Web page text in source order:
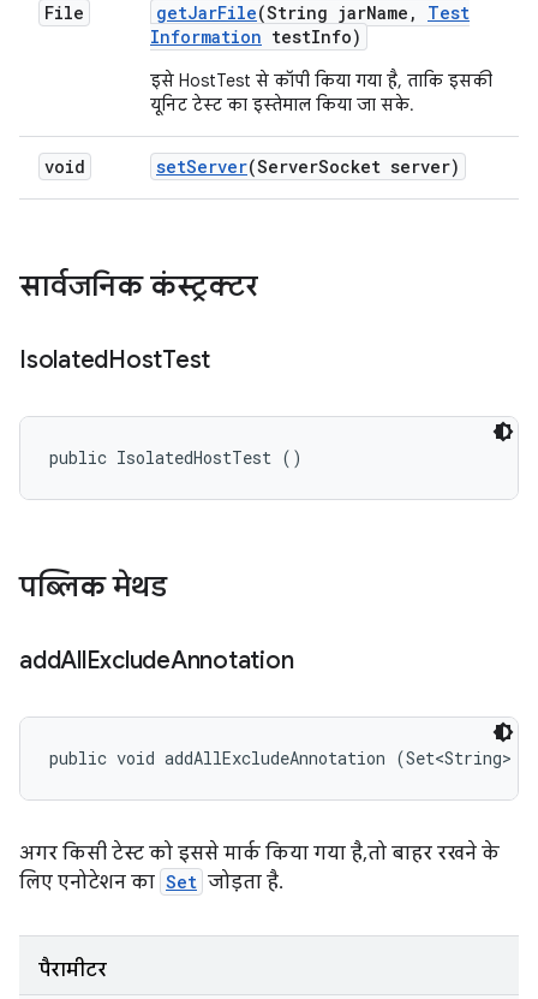
File getJarFile(String jarName ,
Test
Information testInfo)
इसे HostTest से कॉपी किया गया है, ताकि इसकी
यूनिट टेस्ट का इस्तेमाल किया जा सके.
void setServer(ServerSocket server)
सार्वजनिक कंस्ट्रक्टर
IsolatedHostTest
public IsolatedHostTest ()
पब्लिक मेथड
addAllExcludeAnnotation
public void addAllExcludeAnnotation (Set<String>
अगर किसी टेस्ट को इससे मार्क किया गया है, तो बाहर रखने के
लिए एनोटेशन का Set जोड़ता है.
पैरामीटर